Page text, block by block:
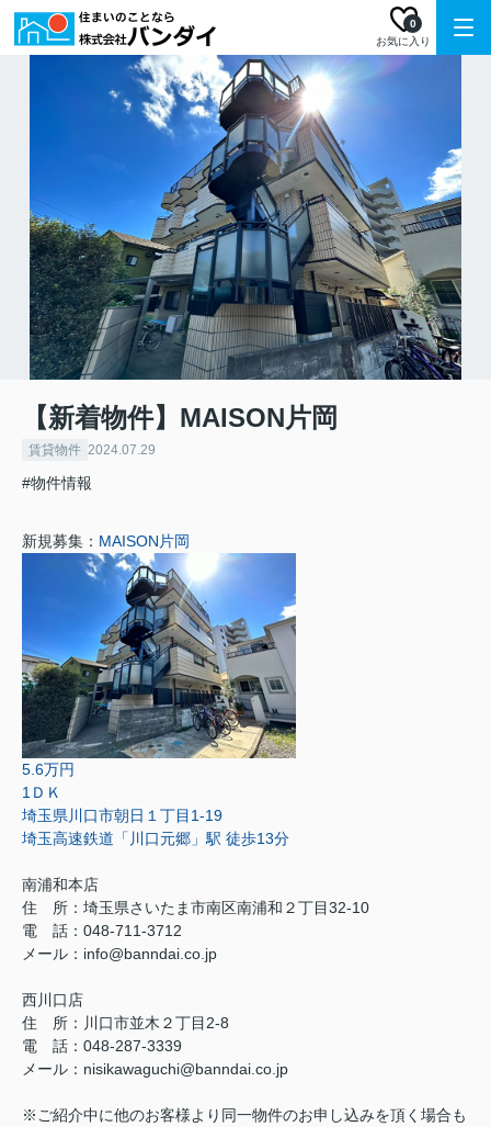
お気に入り
0
【新着物件】MAISON片岡
賃貸物件 2024.07.29
#物件情報
新規募集： MAISON片岡
5.6万円
1ＤＫ
埼玉県川口市朝日１丁目1-19
埼玉高速鉄道「川口元郷」駅 徒歩13分
南浦和本店
住 所： 埼玉県さいたま市南区南浦和２丁目32-10
電 話：048-711-3712
メール： info@banndai.co.jp
西川口店
住 所： 川口市並木２丁目2-8
電 話：048-287-3339
メール ： nisikawaguchi@banndai.co.jp
※ご紹介中に他のお客様より同一物件のお申し込みを頂く場合も